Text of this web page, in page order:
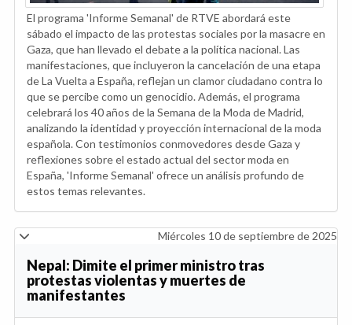
El programa 'Informe Semanal' de RTVE abordará este
sábado el impacto de las protestas sociales por la masacre en
Gaza, que han llevado el debate a la política nacional. Las
manifestaciones, que incluyeron la cancelación de una etapa
de La Vuelta a España, reflejan un clamor ciudadano contra lo
que se percibe como un genocidio. Además, el programa
celebrará los 40 años de la Semana de la Moda de Madrid,
analizando la identidad y proyección internacional de la moda
española. Con testimonios conmovedores desde Gaza y
reflexiones sobre el estado actual del sector moda en
España, 'Informe Semanal' ofrece un análisis profundo de
estos temas relevantes.
Miércoles 10 de septiembre de 2025
Nepal: Dimite el primer ministro tras
protestas violentas y muertes de
manifestantes